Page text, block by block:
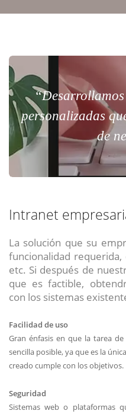
personalizadas
de
Intranet
La solución que su
funcionalidad
etc. Si después de
que es factible,
con los sistemas
Facilidad de uso
Gran énfasis en que la tarea
sencilla posible, ya que es la
creado cumple con los objetivos.
Seguridad
Sistemas web o plataformas